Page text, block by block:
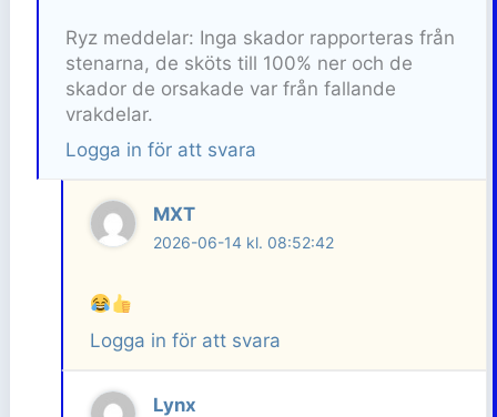
Ryz meddelar: Inga skador rapporteras från
stenarna, de sköts till 100% ner och de
skador de orsakade var från fallande
vrakdelar.
Logga in för att svara
MXT
2026-06-14 kl. 08:52:42
Logga in för att svara
Lynx